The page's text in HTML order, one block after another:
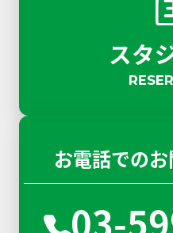
スタ
お電話での
03-